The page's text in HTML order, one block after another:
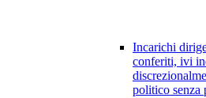
Incarichi
conferiti, ivi
politico senza